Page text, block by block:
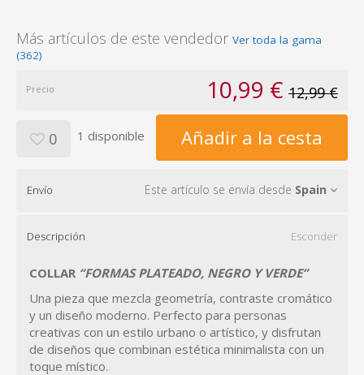
Más artículos de este vendedor Ver toda la gama
(362)
Precio 10,99 € 12,99 €
0 1 disponible Añadir a la cesta
Envío Este artículo se envía desde Spain
Descripción Esconder
COLLAR “FORMAS PLATEADO, NEGRO Y VERDE”
Una pieza que mezcla geometría, contraste cromático
y un diseño moderno. Perfecto para personas
creativas con un estilo urbano o artístico, y disfrutan
de diseños que combinan estética minimalista con un
toque místico.